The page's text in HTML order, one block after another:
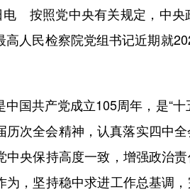
按照党中央有关规定，中央
高人民检察院党组书记近期就
共产党成立105周年，是“十
次全会精神，认真落实四中全
中央保持高度一致，增强政治
为，坚持稳中求进工作总基调